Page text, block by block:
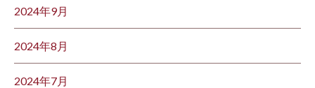
2024年9月
2024年8月
2024年7月